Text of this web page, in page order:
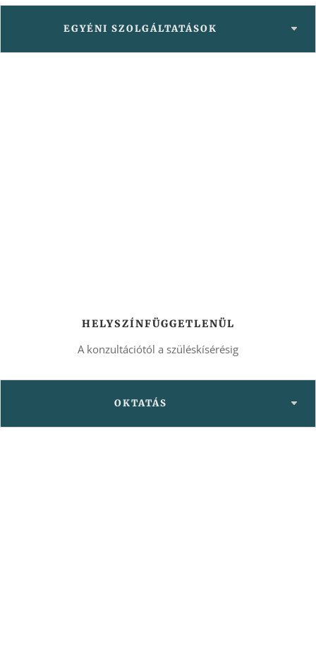
EGYÉNI SZOLGÁLTATÁSOK
HELYSZÍNFÜGGETLENÜL
A konzultációtól a szüléskísérésig
OKTATÁS